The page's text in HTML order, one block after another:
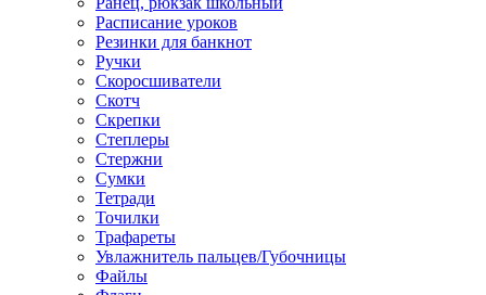
Расписание уроков
Резинки для банкнот
Ручки
Скоросшиватели
Скотч
Скрепки
Степлеры
Стержни
Сумки
Тетради
Точилки
Трафареты
Увлажнитель пальцев/Губочницы
Файлы